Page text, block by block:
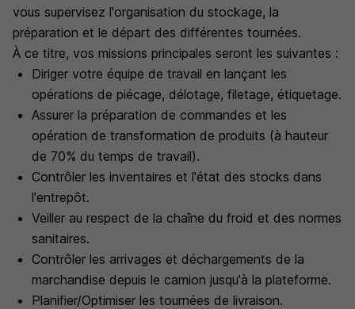
vous supervisez l'organisation du stockage, la
préparation et le départ des différentes tournées.
À ce titre, vos missions principales seront les suivantes :
Diriger votre équipe de travail en lançant les
opérations de piécage, délotage, filetage, étiquetage.
Assurer la préparation de commandes et les
opération de transformation de produits (à hauteur
de 70% du temps de travail).
Contrôler les inventaires et l'état des stocks dans
l'entrepôt.
Veiller au respect de la chaîne du froid et des normes
sanitaires.
Contrôler les arrivages et déchargements de la
marchandise depuis le camion jusqu'à la plateforme.
Planifier/Optimiser les tournées de livraison.